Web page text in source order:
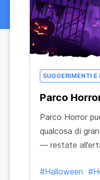
SUGGERIMENTI E
Parco
Parco Horror
qualcosa di
— restate
#Halloween